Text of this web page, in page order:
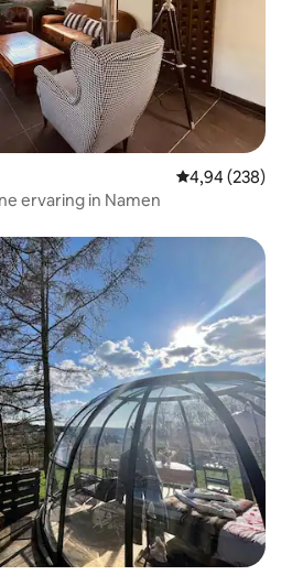
Gemiddelde
4,94 (238)
ervaring in Namen